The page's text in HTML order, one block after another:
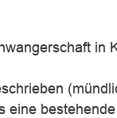
in
eine